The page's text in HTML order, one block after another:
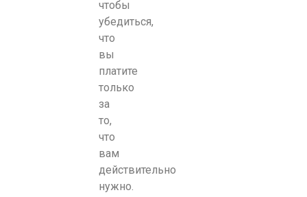
чтобы
убедиться,
что
вы
платите
только
за
то,
что
вам
действительно
нужно.